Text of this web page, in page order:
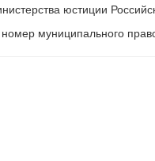
юстиции
муниципального